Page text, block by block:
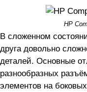
HP
В сложенном
друга довольно
деталей. Основные
разнообразных
элементов на